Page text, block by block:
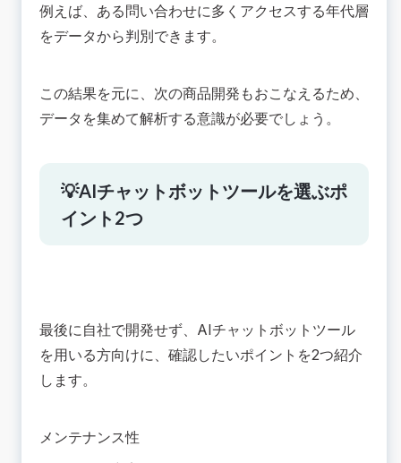
例えば、ある問い合わせに多くアクセスする年代層
をデータから判別できます。
この結果を元に、次の商品開発もおこなえるため、
データを集めて解析する意識が必要でしょう。
💡AIチャットボットツールを選ぶポ
イント2つ
最後に自社で開発せず、AIチャットボットツール
を用いる方向けに、確認したいポイントを2つ紹介
します。
メンテナンス性